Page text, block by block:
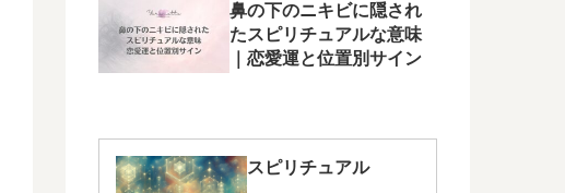
鼻の下のニキビに隠され
たスピリチュアルな意味
｜恋愛運と位置別サイン
スピリチュアル